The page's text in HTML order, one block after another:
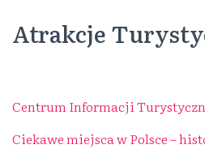
Atrakcje
Centrum Informacji
Ciekawe miejsca w Polsce –